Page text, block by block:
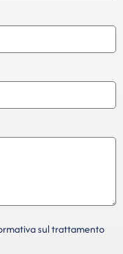
sul trattamento